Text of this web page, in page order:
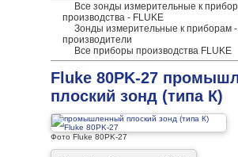
Все зонды измерительные к
производства - FLUKE
Зонды измерительные к приборам -
производители
Все приборы производства FLUKE
Fluke 80PK-27
плоский зонд (типа К)
Фото Fluke 80PK-27